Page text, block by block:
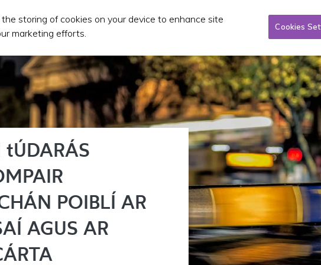
Taxi/SPSV Planning & Investment Publications
POIBLÍ AR
AGUS AR
storing of cookies on your device to enhance site
marketing efforts.
Cookies